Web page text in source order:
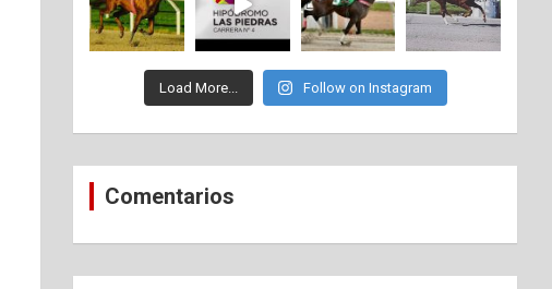
Load More... Follow on Instagram
Comentarios